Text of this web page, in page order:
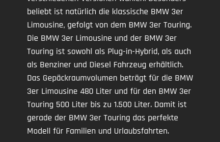
beliebt ist natürlich die klassische BMW 3er
Limousine, gefolgt von dem BMW 3er Touring.
Die BMW 3er Limousine und der BMW 3er
Touring ist sowohl als Plug-in-Hybrid, als auch
als Benziner und Diesel Fahrzeug erhältlich.
Das Gepäckraumvolumen beträgt für die BMW
3er Limousine 480 Liter und für den BMW 3er
Touring 500 Liter bis zu 1.500 Liter. Damit ist
gerade der BMW 3er Touring das perfekte
Modell für Familien und Urlaubsfahrten.